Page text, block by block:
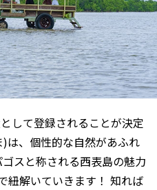
して登録されることが決定
は、個性的な自然があふれ
スと称される西表島の魅力
紐解いていきます！ 知れば